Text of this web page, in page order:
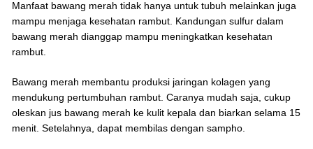
Manfaat bawang merah tidak hanya untuk tubuh melainkan juga
mampu menjaga kesehatan rambut. Kandungan sulfur dalam
bawang merah dianggap mampu meningkatkan kesehatan
rambut.
Bawang merah membantu produksi jaringan kolagen yang
mendukung pertumbuhan rambut. Caranya mudah saja, cukup
oleskan jus bawang merah ke kulit kepala dan biarkan selama 15
menit. Setelahnya, dapat membilas dengan sampho.